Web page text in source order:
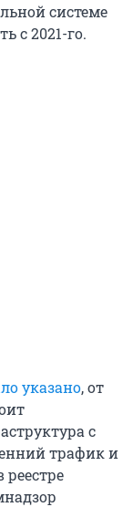
системе
с 2021-го.
указано, от
с
трафик и